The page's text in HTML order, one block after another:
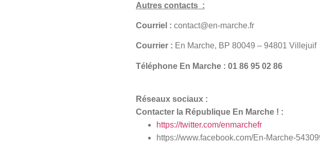
Autres contacts :
Courriel : contact@en-marche.fr
Courrier : En Marche, BP 80049 – 94801 Villejuif
Téléphone En Marche : 01 86 95 02 86
Réseaux sociaux :
Contacter la République En Marche ! :
https://twitter.com/enmarchefr
https://www.facebook.com/En-Marche-